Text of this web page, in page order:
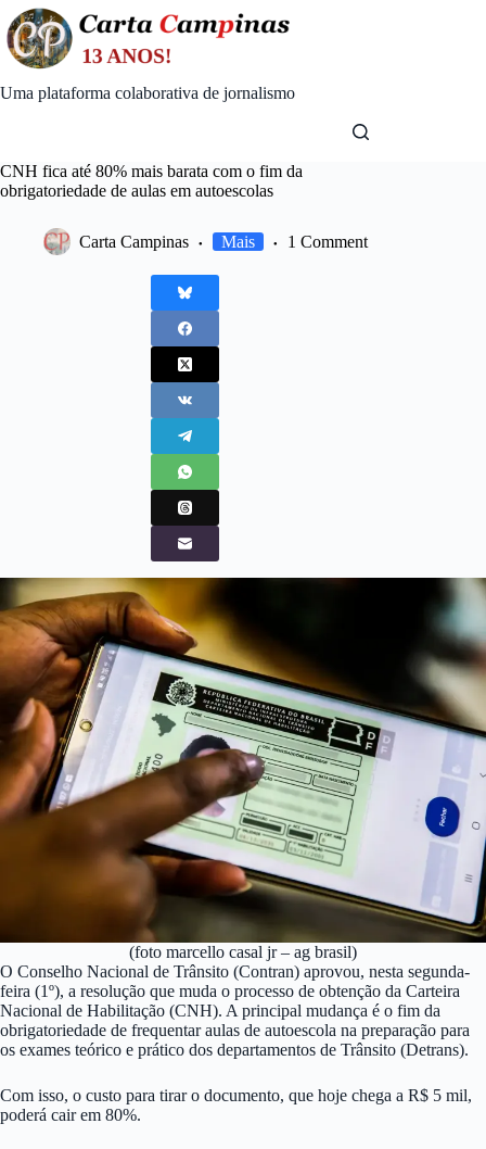
Skip
to
content
Uma plataforma colaborativa de jornalismo
CNH fica até 80% mais barata com o fim da
obrigatoriedade de aulas em autoescolas
Carta Campinas Mais 1 Comment
(foto marcello casal jr – ag brasil)
O Conselho Nacional de Trânsito (Contran) aprovou, nesta segunda-
feira (1º), a resolução que muda o processo de obtenção da Carteira
Nacional de Habilitação (CNH). A principal mudança é o fim da
obrigatoriedade de frequentar aulas de autoescola na preparação para
os exames teórico e prático dos departamentos de Trânsito (Detrans).
Com isso, o custo para tirar o documento, que hoje chega a R$ 5 mil,
poderá cair em 80%.